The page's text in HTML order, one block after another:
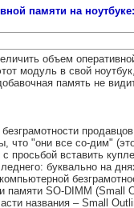
памяти на
объем
модуль в свой
память не
"они все со-дим"
просьбой вставить
буквально на
SO-DIMM
названия – Small